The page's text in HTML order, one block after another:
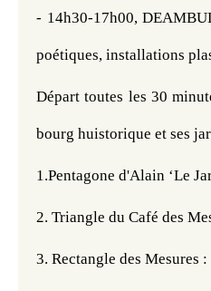
- 14h30-17h00,
poétiques, installations
Départ toutes les 30
bourg huistorique et ses
1.Pentagone d'Alain ‘Le
2. Triangle du Café des
3. Rectangle des Mesures